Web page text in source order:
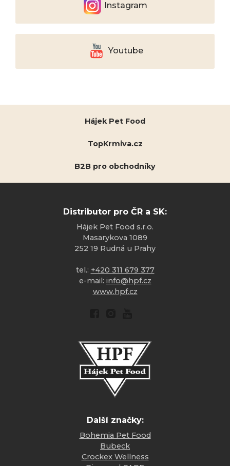
Instagram
Youtube
Hájek Pet Food
TopKrmiva.cz
B2B pro obchodníky
Distributor pro ČR a SK:
Hájek Pet Food s.r.o.
Masarykova 1089
252 19 Rudná u Prahy
tel.: +420 311 679 377
e-mail: info@hpf.cz
www.hpf.cz
Další značky:
Bohemia Pet Food
Bubeck
Crockex Wellness